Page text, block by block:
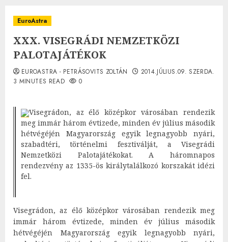
EuroAstra
XXX. VISEGRÁDI NEMZETKÖZI
PALOTAJÁTÉKOK
EUROASTRA - PETRÁSOVITS ZOLTÁN
2014.JÚLIUS.09. SZERDA.
3 MINUTES READ
0
Visegrádon, az élő középkor városában rendezik
meg immár három évtizede, minden év július második
hétvégéjén Magyarország egyik legnagyobb nyári,
szabadtéri, történelmi fesztiválját, a Visegrádi
Nemzetközi Palotajátékokat. A háromnapos
rendezvény az 1335-ös királytalálkozó korszakát idézi
fel.
Visegrádon, az élő középkor városában rendezik meg
immár három évtizede, minden év július második
hétvégéjén Magyarország egyik legnagyobb nyári,